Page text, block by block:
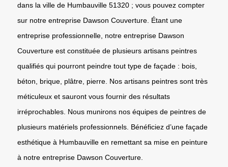
dans la ville de Humbauville 51320 ; vous pouvez compter
sur notre entreprise Dawson Couverture. Étant une
entreprise professionnelle, notre entreprise Dawson
Couverture est constituée de plusieurs artisans peintres
qualifiés qui pourront peindre tout type de façade : bois,
béton, brique, plâtre, pierre. Nos artisans peintres sont très
méticuleux et sauront vous fournir des résultats
irréprochables. Nous munirons nos équipes de peintres de
plusieurs matériels professionnels. Bénéficiez d’une façade
esthétique à Humbauville en remettant sa mise en peinture
à notre entreprise Dawson Couverture.